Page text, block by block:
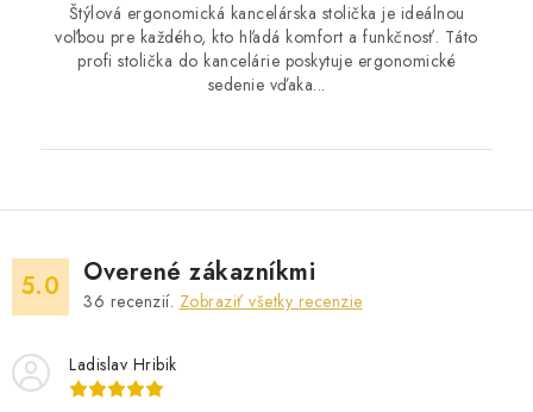
Štýlová ergonomická kancelárska stolička je ideálnou
voľbou pre každého, kto hľadá komfort a funkčnosť. Táto
profi stolička do kancelárie poskytuje ergonomické
sedenie vďaka...
5.0 Overené zákazníkmi
36 recenzií. Zobraziť všetky recenzie
Ladislav Hribik